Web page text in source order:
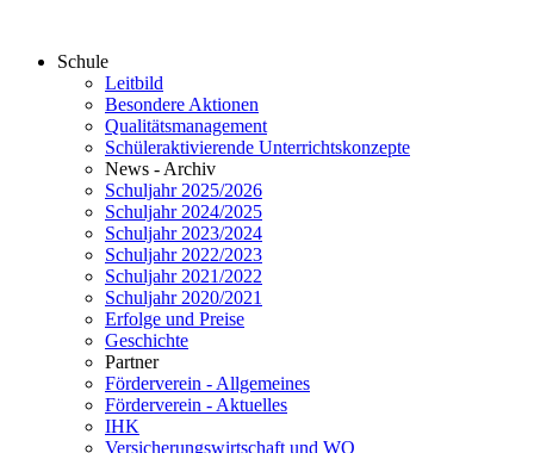
Schule
Leitbild
Besondere Aktionen
Qualitätsmanagement
Schüleraktivierende Unterrichtskonzepte
News - Archiv
Schuljahr 2025/2026
Schuljahr 2024/2025
Schuljahr 2023/2024
Schuljahr 2022/2023
Schuljahr 2021/2022
Schuljahr 2020/2021
Erfolge und Preise
Geschichte
Partner
Förderverein - Allgemeines
Förderverein - Aktuelles
IHK
Versicherungswirtschaft und WO